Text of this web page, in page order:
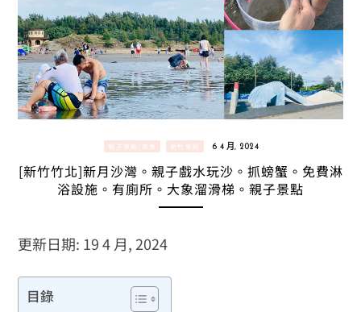
親子景點/美食 新竹景點 6 4 月, 2024
[新竹竹北]新月沙灣。親子戲水玩沙。抓螃蟹。免費淋
浴設施。有廁所。大象溜滑梯。親子景點
更新日期: 19 4 月, 2024
目錄